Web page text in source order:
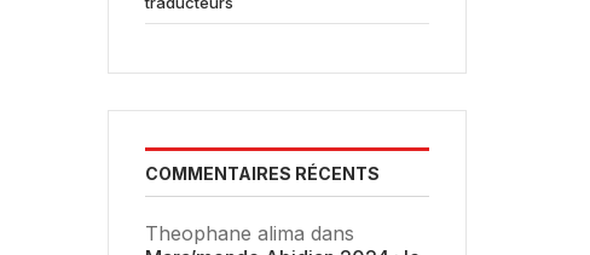
COMMENTAIRES RÉCENTS
Theophane alima dans